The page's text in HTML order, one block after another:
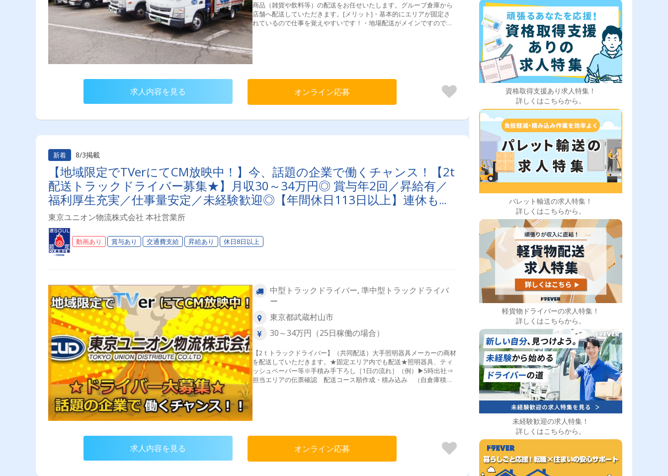
商品（雑貨や飲料等）の配送をお任せいたします。グループ倉庫から
店舗へ配送していただきます。[メリット]・基本的にエリアが固定さ
れているので仕事を覚えやすいです！・地場配送がメインですので、
キツイ長距離運行はありません
求人内容を見る オンライン応募
新着 8/3掲載
【地域限定でTVerにてCM放映中！】今、話題の企業で働くチャンス！【2t
配送トラックドライバー募集★】月収30～34万円◎ 賞与年2回／昇給有／
福利厚生充実／仕事量安定／未経験歓迎◎【年間休日113日以上】連休もあ
り◎プライベート充実可◎「安心・安全」で働く。東京ユニオン物流でド
ライバーライフを送りませんか？
東京ユニオン物流株式会社 本社営業所
動画あり 賞与あり 交通費支給 昇給あり 休日8日以上
中型トラックドライバー, 準中型トラックドライバ
ー
東京都武蔵村山市
30～34万円（25日稼働の場合）
【2ｔトラックドライバー】（共同配送）大手照明器具メーカーの商材
を配送していただきます。★固定エリア内でも配送★照明器具、ティ
ッシュペーパー等※手積み手下ろし［1日の流れ］（例）▶5時出社⇒
担当エリアの伝票確認 配送コース順作成・積み込み （自倉庫積
等の配送▶16時頃⇒帰社・点呼、退社＊＜共同配送とは＞＊複数のメ
求人内容を見る オンライン応募
資格取得支援あり求人特集！
詳しくはこちらから。
パレット輸送の求人特集！
詳しくはこちらから。
軽貨物ドライバーの求人特集！
詳しくはこちらから。
未経験歓迎の求人特集！
詳しくはこちらから。